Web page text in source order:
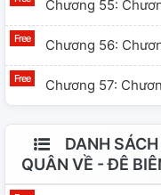
Chương 55:
Chương 56:
Chương 57:
DANH
QUÂN VỀ - ĐÊ